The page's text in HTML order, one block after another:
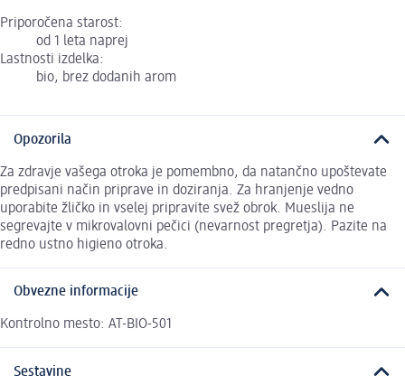
Priporočena starost:
od 1 leta naprej
Lastnosti izdelka:
bio, brez dodanih arom
Opozorila
Za zdravje vašega otroka je pomembno, da natančno upoštevate
predpisani način priprave in doziranja. Za hranjenje vedno
uporabite žličko in vselej pripravite svež obrok. Mueslija ne
segrevajte v mikrovalovni pečici (nevarnost pregretja). Pazite na
redno ustno higieno otroka.
Obvezne informacije
Kontrolno mesto: AT-BIO-501
Sestavine